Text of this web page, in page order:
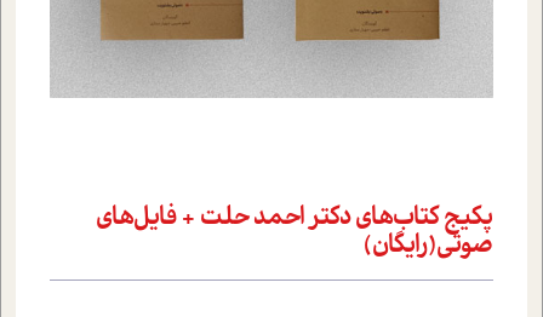
پکیج کتاب‌های دکتر احمد حلت + فایل‌های
صوتی(رایگان)